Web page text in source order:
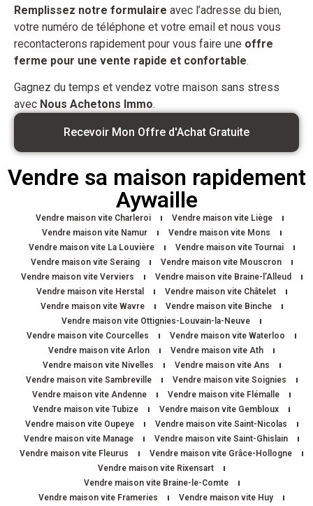
Remplissez notre formulaire avec l’adresse du bien,
votre numéro de téléphone et votre email et nous vous
recontacterons rapidement pour vous faire une offre
ferme pour une vente rapide et confortable.
Gagnez du temps et vendez votre maison sans stress
avec Nous Achetons Immo.
Recevoir Mon Offre d'Achat Gratuite
Vendre sa maison rapidement
Aywaille
Vendre maison vite Charleroi
Vendre maison vite Liège
Vendre maison vite Namur
Vendre maison vite Mons
Vendre maison vite La Louvière
Vendre maison vite Tournai
Vendre maison vite Seraing
Vendre maison vite Mouscron
Vendre maison vite Verviers
Vendre maison vite Braine-l’Alleud
Vendre maison vite Herstal
Vendre maison vite Châtelet
Vendre maison vite Wavre
Vendre maison vite Binche
Vendre maison vite Ottignies-Louvain-la-Neuve
Vendre maison vite Courcelles
Vendre maison vite Waterloo
Vendre maison vite Arlon
Vendre maison vite Ath
Vendre maison vite Nivelles
Vendre maison vite Ans
Vendre maison vite Sambreville
Vendre maison vite Soignies
Vendre maison vite Andenne
Vendre maison vite Flémalle
Vendre maison vite Tubize
Vendre maison vite Gembloux
Vendre maison vite Oupeye
Vendre maison vite Saint-Nicolas
Vendre maison vite Manage
Vendre maison vite Saint-Ghislain
Vendre maison vite Fleurus
Vendre maison vite Grâce-Hollogne
Vendre maison vite Rixensart
Vendre maison vite Braine-le-Comte
Vendre maison vite Frameries
Vendre maison vite Huy